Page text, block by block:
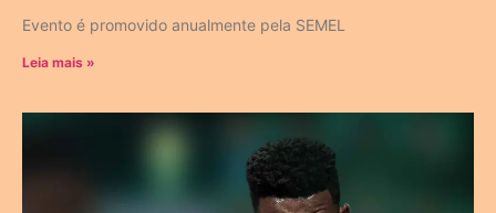
Evento é promovido anualmente pela SEMEL
Leia mais »